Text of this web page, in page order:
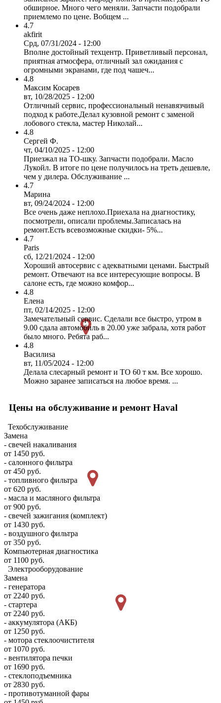
обширное. Много чего меняли. Запчасти подобрали
приемлемо по цене. Вобщем ...
4.7
akfirit
Срд, 07/31/2024 - 12:00
Вполне достойный техцентр. Приветливый персонал,
приятная атмосфера, отличный зал ожидания с
огромными экранами, где под чашеч...
4.8
Максим Косарев
вт, 10/28/2025 - 12:00
Отличный сервис, профессиональный ненавязчивый
подход к работе.Делал кузовной ремонт с заменой
лобового стекла, мастер Николай...
4.8
Сергей Ф.
чт, 04/10/2025 - 12:00
Приезжал на ТО-шку. Запчасти подобрали. Масло
Лукойл. В итоге по цене получилось на треть дешевле,
чем у дилера. Обслуживание ...
4.7
Марина
вт, 09/24/2024 - 12:00
Все очень даже неплохо.Приехала на диагностику,
посмотрели, описали проблемы.Записалась на
ремонт.Есть всевозможные скидки- 5%...
4.7
Paris
сб, 12/21/2024 - 12:00
Хороший автосервис с адекватными ценами. Быстрый
ремонт. Отвечают на все интересующие вопросы. В
салоне есть, где можно комфор...
4.8
Елена
пт, 02/14/2025 - 12:00
Замечательный сервис. Сделали все быстро, утром в
9.00 сдала автомобиль в 20.00 уже забрала, хотя работ
было много. Ребята раб...
4.8
Василиsa
вт, 11/05/2024 - 12:00
Делала слесарный ремонт и ТО 60 т км. Все хорошо.
Можно заранее записаться на любое время. ...
Цены на обслуживание и ремонт Haval
Техобслуживание
Замена
- свечей накаливания
от 1450 руб.
- салонного фильтра
от 450 руб.
- топливного фильтра
от 620 руб.
- масла и масляного фильтра
от 900 руб.
- свечей зажигания (комплект)
от 1430 руб.
- воздушного фильтра
от 350 руб.
Компьютерная диагностика
от 1100 руб.
Электрооборудование
Замена
- генератора
от 2240 руб.
- стартера
от 2240 руб.
- аккумулятора (АКБ)
от 1250 руб.
- мотора стеклоочистителя
от 1070 руб.
- вентилятора печки
от 1690 руб.
- стеклоподъемника
от 2830 руб.
- противотуманной фары